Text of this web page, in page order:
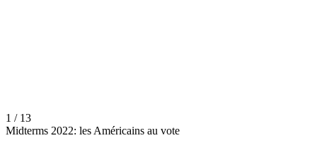
1 / 13
Midterms 2022: les Américains au vote